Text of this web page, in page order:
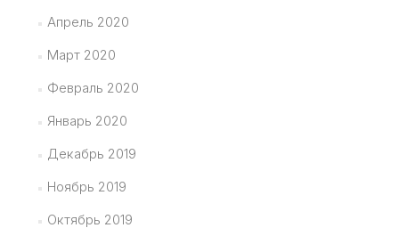
Апрель 2020
Март 2020
Февраль 2020
Январь 2020
Декабрь 2019
Ноябрь 2019
Октябрь 2019